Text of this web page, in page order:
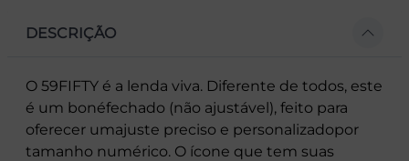
DESCRIÇÃO
O 59FIFTY é a lenda viva. Diferente de todos, este
é um bonéfechado (não ajustável), feito para
oferecer umajuste preciso e personalizadopor
tamanho numérico. O ícone que tem suas